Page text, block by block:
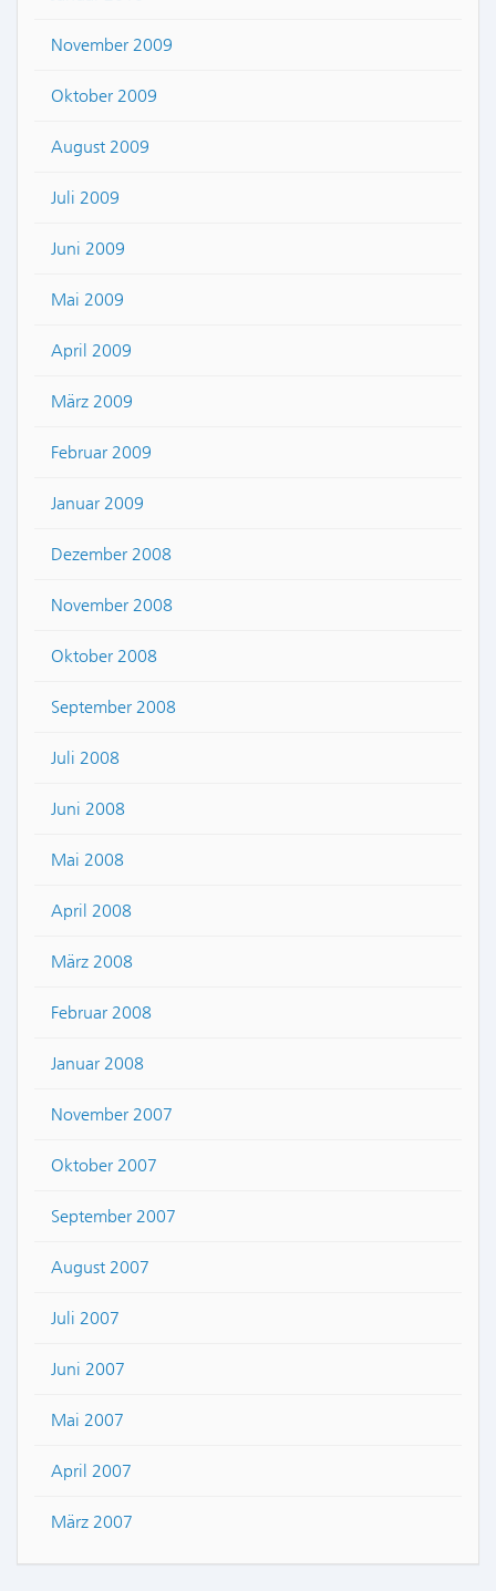
November 2009
Oktober 2009
August 2009
Juli 2009
Juni 2009
Mai 2009
April 2009
März 2009
Februar 2009
Januar 2009
Dezember 2008
November 2008
Oktober 2008
September 2008
Juli 2008
Juni 2008
Mai 2008
April 2008
März 2008
Februar 2008
Januar 2008
November 2007
Oktober 2007
September 2007
August 2007
Juli 2007
Juni 2007
Mai 2007
April 2007
März 2007